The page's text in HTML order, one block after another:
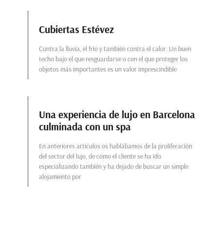
Cubiertas Estévez
Contra la lluvia, el frío y también contra el calor. Un buen
techo bajo el que resguardarse o con el que proteger los
objetos más importantes es un valor imprescindible
Una experiencia de lujo en Barcelona
culminada con un spa
En anteriores artículos os hablábamos de la proliferación
del sector del lujo, de cómo el cliente se ha ido
especializando también y ha dejado de buscar un simple
alojamiento por